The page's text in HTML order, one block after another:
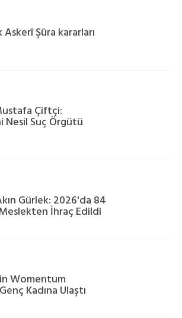
Askerî Şûra kararları
Çiftçi:
Nesil Suç Örgütü
Gürlek: 2026'da 84
İhraç Edildi
Womentum
Kadına Ulaştı